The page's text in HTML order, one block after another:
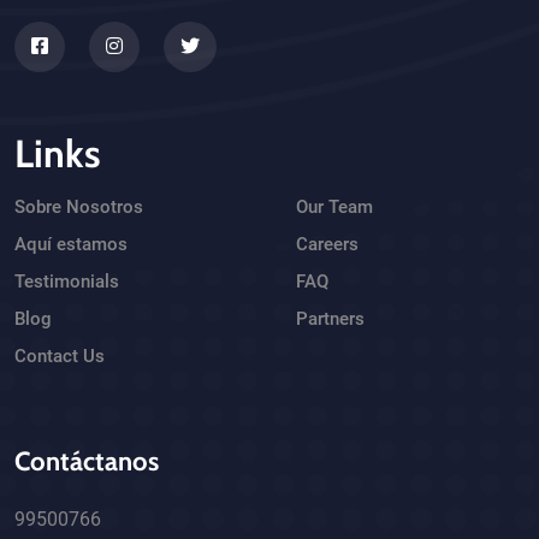
Links
Sobre Nosotros
Aquí estamos
Testimonials
Blog
Contact Us
Our Team
Careers
FAQ
Partners
Contáctanos
99500766